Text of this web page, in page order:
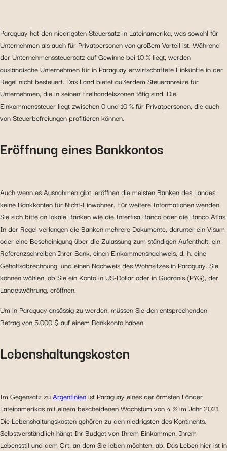
Paraguay hat den niedrigsten Steuersatz in Lateinamerika, was sowohl für
Unternehmen als auch für Privatpersonen von großem Vorteil ist. Während
der Unternehmenssteuersatz auf Gewinne bei 10 % liegt, werden
ausländische Unternehmen für in Paraguay erwirtschaftete Einkünfte in der
Regel nicht besteuert. Das Land bietet außerdem Steueranreize für
Unternehmen, die in seinen Freihandelszonen tätig sind. Die
Einkommenssteuer liegt zwischen 0 und 10 % für Privatpersonen, die auch
von Steuerbefreiungen profitieren können.
Eröffnung eines Bankkontos
Auch wenn es Ausnahmen gibt, eröffnen die meisten Banken des Landes
keine Bankkonten für Nicht-Einwohner. Für weitere Informationen wenden
Sie sich bitte an lokale Banken wie die Interfisa Banco oder die Banco Atlas.
In der Regel verlangen die Banken mehrere Dokumente, darunter ein Visum
oder eine Bescheinigung über die Zulassung zum ständigen Aufenthalt, ein
Referenzschreiben Ihrer Bank, einen Einkommensnachweis, d. h. eine
Gehaltsabrechnung, und einen Nachweis des Wohnsitzes in Paraguay. Sie
können wählen, ob Sie ein Konto in US-Dollar oder in Guaranis (PYG), der
Landeswährung, eröffnen.
Um in Paraguay ansässig zu werden, müssen Sie den entsprechenden
Betrag von 5.000 $ auf einem Bankkonto haben.
Lebenshaltungskosten
Im Gegensatz zuArgentinienist Paraguay eines der ärmsten Länder
Lateinamerikas mit einem bescheidenen Wachstum von 4 % im Jahr 2021.
Die Lebenshaltungskosten gehören zu den niedrigsten des Kontinents.
Selbstverständlich hängt Ihr Budget von Ihrem Einkommen, Ihrem
Lebensstil und dem Ort, an dem Sie leben möchten, ab. Das Leben hier ist in